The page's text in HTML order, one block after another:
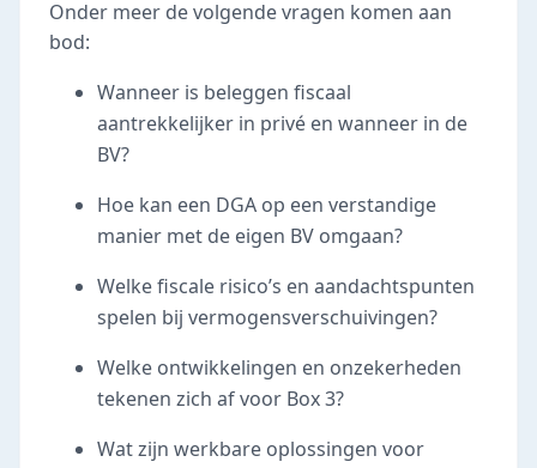
Onder meer de volgende vragen komen aan
bod:
Wanneer is beleggen fiscaal
aantrekkelijker in privé en wanneer in de
BV?
Hoe kan een DGA op een verstandige
manier met de eigen BV omgaan?
Welke fiscale risico’s en aandachtspunten
spelen bij vermogensverschuivingen?
Welke ontwikkelingen en onzekerheden
tekenen zich af voor Box 3?
Wat zijn werkbare oplossingen voor